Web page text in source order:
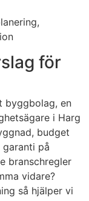
för
byggbolag, en
i Harg
budget
på
branschregler
vidare?
så hjälper vi